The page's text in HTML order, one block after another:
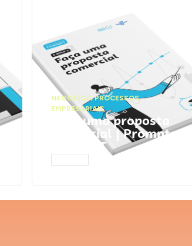
NEGÓCIOS,PROCESSOS
EMPRESARIAIS
Faça uma proposta
comercial | Prompts
ChatGPT